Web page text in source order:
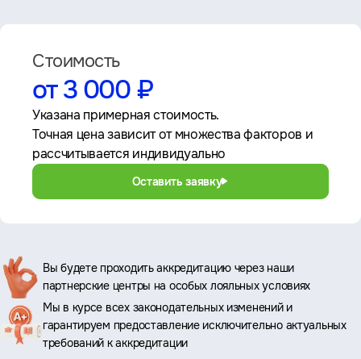
Стоимость
от 3 000 ₽
Указана примерная стоимость.
Точная цена зависит от множества факторов и
рассчитывается индивидуально
Оставить заявку
Ключевые
преимущества
Вы будете проходить аккредитацию через наши
партнерские центры на особых лояльных условиях
Мы в курсе всех законодательных изменений и
гарантируем предоставление исключительно актуальных
требований к аккредитации